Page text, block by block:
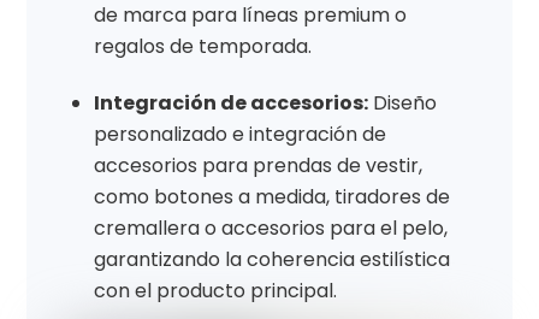
de marca para líneas premium o
regalos de temporada.
Integración de accesorios: Diseño
personalizado e integración de
accesorios para prendas de vestir,
como botones a medida, tiradores de
cremallera o accesorios para el pelo,
garantizando la coherencia estilística
con el producto principal.